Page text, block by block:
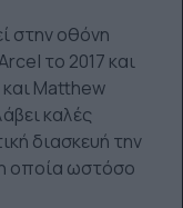
στην οθόνη
το 2017 και
Matthew
καλές
διασκευή την
οποία ωστόσο